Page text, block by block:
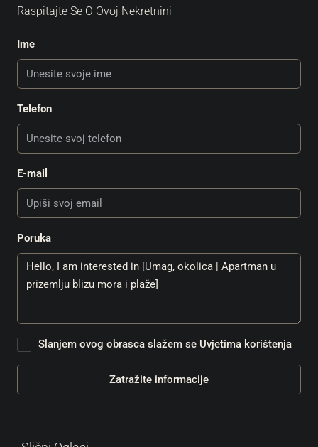
Raspitajte Se O Ovoj Nekretnini
Ime
Telefon
E-mail
Poruka
Slanjem ovog obrasca slažem se Uvjetima korištenja
Zatražite informacije